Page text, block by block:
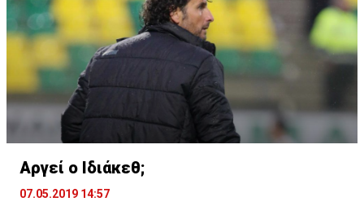
Αργεί ο Ιδιάκεθ;
07.05.2019 14:57